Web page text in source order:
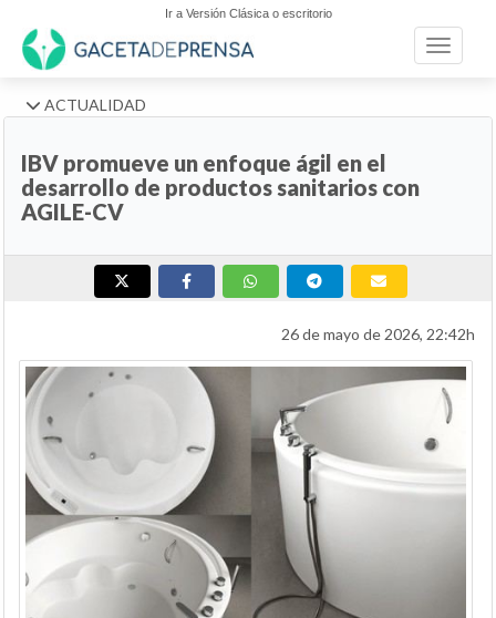
Ir a Versión Clásica o escritorio
Toggle
ACTUALIDAD
IBV promueve un enfoque ágil en el
desarrollo de productos sanitarios con
AGILE-CV
26 de mayo de 2026, 22:42h